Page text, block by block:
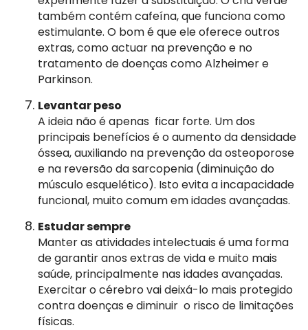
também contém cafeína, que funciona como
estimulante. O bom é que ele oferece outros
extras, como actuar na prevenção e no
tratamento de doenças como Alzheimer e
Parkinson.
Levantar peso
A ideia não é apenas ficar forte. Um dos
principais benefícios é o aumento da densidade
óssea, auxiliando na prevenção da osteoporose
e na reversão da sarcopenia (diminuição do
músculo esquelético). Isto evita a incapacidade
funcional, muito comum em idades avançadas.
Estudar sempre
Manter as atividades intelectuais é uma forma
de garantir anos extras de vida e muito mais
saúde, principalmente nas idades avançadas.
Exercitar o cérebro vai deixá-lo mais protegido
contra doenças e diminuir o risco de limitações
físicas.